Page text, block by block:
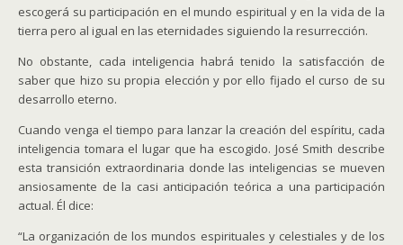
escogerá su participación en el mundo espiritual y en la vida de la
tierra pero al igual en las eternidades siguiendo la resurrección.
No obstante, cada inteligencia habrá tenido la satisfacción de
saber que hizo su propia elección y por ello fijado el curso de su
desarrollo eterno.
Cuando venga el tiempo para lanzar la creación del espíritu, cada
inteligencia tomara el lugar que ha escogido. José Smith describe
esta transición extraordinaria donde las inteligencias se mueven
ansiosamente de la casi anticipación teórica a una participación
actual. Él dice:
“La organización de los mundos espirituales y celestiales y de los